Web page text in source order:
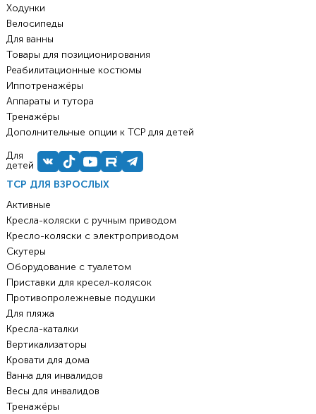
ТСР ДЛЯ ВЗРОСЛЫХ
Активные
Кресла-коляски с ручным приводом
Кресло-коляски с электроприводом
Скутеры
Оборудование с туалетом
Приставки для кресел-колясок
Противопролежневые подушки
Для пляжа
Кресла-каталки
Вертикализаторы
Кровати для дома
Ванна для инвалидов
Весы для инвалидов
Тренажёры
Ходунки
Велосипеды
Для ванны
Товары для позиционирования
Реабилитационные костюмы
Иппотренажёры
Аппараты и тутора
Тренажёры
Дополнительные опции к ТСР для детей
Для
детей